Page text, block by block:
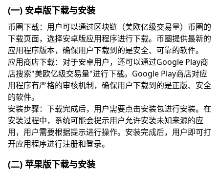
(一) 安卓版下载与安装
币圈下载：用户可以通过区块链（美欧亿级交易量）币圈的
下载页面，选择安卓版应用程序进行下载。币圈提供最新的
应用程序版本，确保用户下载到的是安全、可靠的软件。
应用商店下载：对于安卓用户，还可以通过Google Play商
店搜索"美欧亿级交易量"进行下载。Google Play商店对应
用程序有严格的审核机制，确保用户下载到的是正版、安全
的软件。
安装步骤：下载完成后，用户需要点击安装包进行安装。在
安装过程中，系统可能会提示用户允许安装未知来源的应
用，用户需要根据提示进行操作。安装完成后，用户即可打
开应用程序进行注册和登录。
(二) 苹果版下载与安装